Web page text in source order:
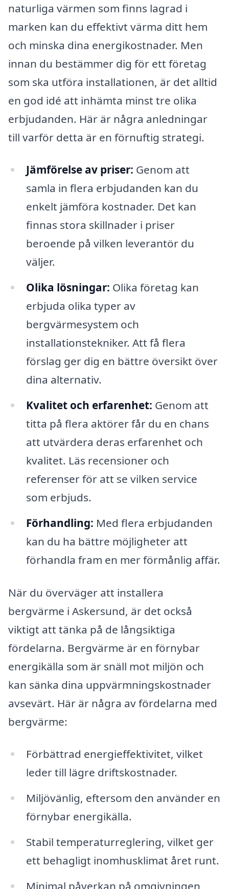
naturliga värmen som finns lagrad i
marken kan du effektivt värma ditt hem
och minska dina energikostnader. Men
innan du bestämmer dig för ett företag
som ska utföra installationen, är det alltid
en god idé att inhämta minst tre olika
erbjudanden. Här är några anledningar
till varför detta är en förnuftig strategi.
Jämförelse av priser: Genom att
samla in flera erbjudanden kan du
enkelt jämföra kostnader. Det kan
finnas stora skillnader i priser
beroende på vilken leverantör du
väljer.
Olika lösningar: Olika företag kan
erbjuda olika typer av
bergvärmesystem och
installationstekniker. Att få flera
förslag ger dig en bättre översikt över
dina alternativ.
Kvalitet och erfarenhet: Genom att
titta på flera aktörer får du en chans
att utvärdera deras erfarenhet och
kvalitet. Läs recensioner och
referenser för att se vilken service
som erbjuds.
Förhandling: Med flera erbjudanden
kan du ha bättre möjligheter att
förhandla fram en mer förmånlig affär.
När du överväger att installera
bergvärme i Askersund, är det också
viktigt att tänka på de långsiktiga
fördelarna. Bergvärme är en förnybar
energikälla som är snäll mot miljön och
kan sänka dina uppvärmningskostnader
avsevärt. Här är några av fördelarna med
bergvärme:
Förbättrad energieffektivitet, vilket
leder till lägre driftskostnader.
Miljövänlig, eftersom den använder en
förnybar energikälla.
Stabil temperaturreglering, vilket ger
ett behagligt inomhusklimat året runt.
Minimal påverkan på omgivningen,